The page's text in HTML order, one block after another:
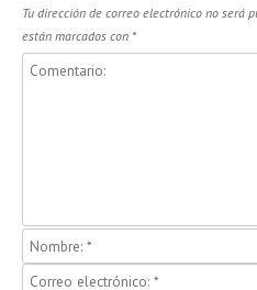
Tu dirección de correo electrónico no será
están marcados con *